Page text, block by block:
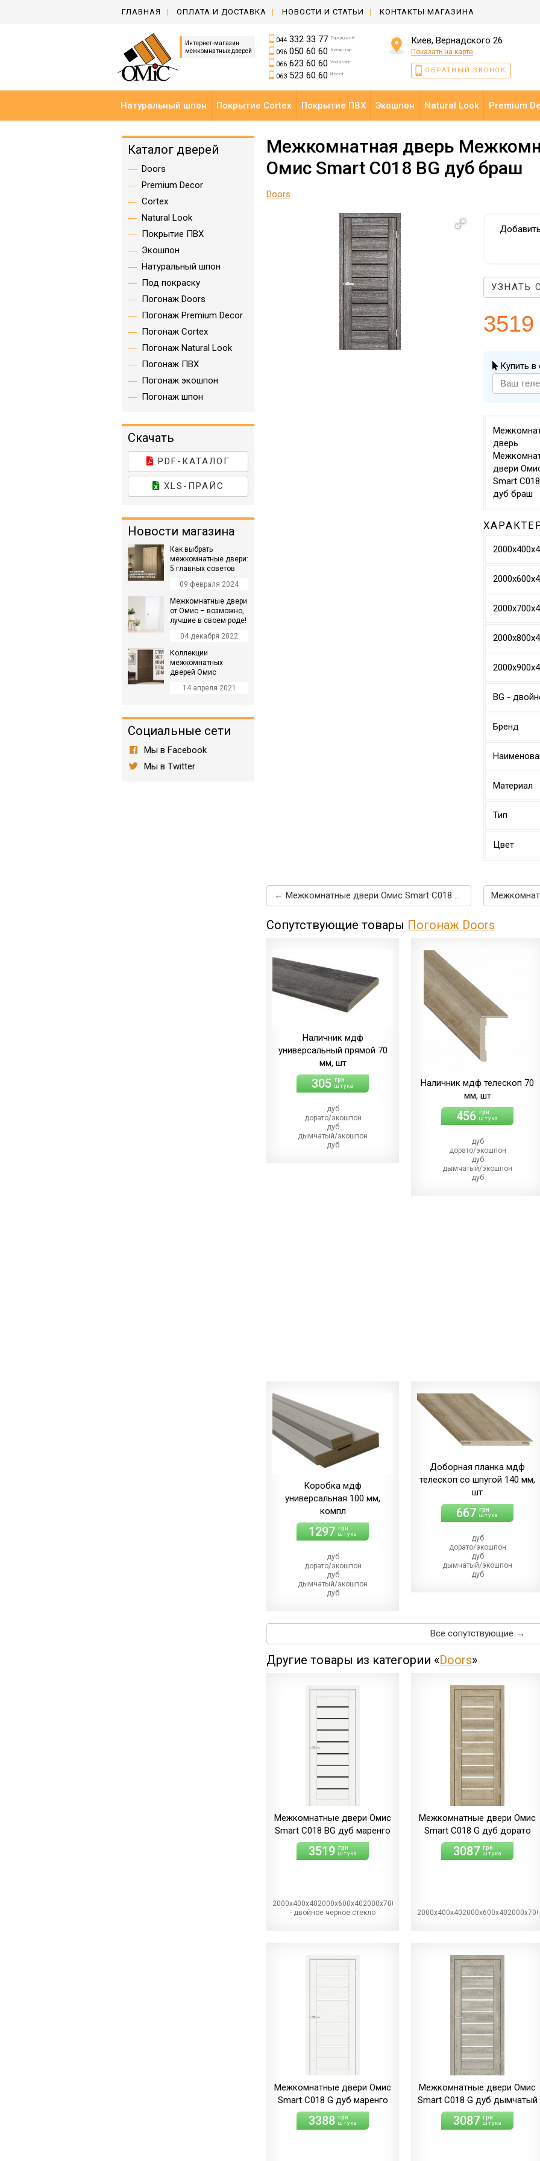
ГЛАВНАЯ ОПЛАТА И ДОСТАВКА НОВОСТИ И СТАТЬИ КОНТАКТЫ МАГАЗИНА
Интернет-магазин
межкомнатных дверей
Киев, Вернадского 26
Показать на карте
ОБРАТНЫЙ ЗВОНОК
044332 33 77 Городской
096050 60 60 Киевстар
066623 60 60 Vodafone
063523 60 60 lifecell
Натуральный шпон Покрытие Cortex Покрытие ПВХ Экошпон Natural Look Premium
Межкомнатная дверь
Омис Smart C018 BG дуб браш
Doors
УЗНАТЬ
3519
Купить в
дверь
двери
Smart
дуб браш
BG -
Бренд
Материал
Тип
Цвет
← Межкомнатные двери Омис Smart C018 BG дуб бордо
Сопутствующие товары Погонаж Doors
Наличник мдф
универсальный прямой 70
мм, шт
305 грн
штука
дуб
дорато/экошпон
дуб
дымчатый/экошпон
дуб
Наличник мдф телескоп 70
мм, шт
456 грн
штука
дуб
дорато/экошпон
дуб
дымчатый/экошпон
дуб
Коробка мдф
универсальная 100 мм,
компл
1297 грн
штука
дуб
дорато/экошпон
дуб
дымчатый/экошпон
дуб
(+86.00 грн)
дуб
шале/ПВХ
Доборная планка мдф
телескоп со шпугой 140 мм,
шт
667 грн
штука
дуб
дорато/экошпон
дуб
дымчатый/экошпон
дуб
(+21.00 грн)
дуб
светлый/экошпон
дуб
Все сопутствующие →
Другие товары из категории «Doors»
Межкомнатные двери Омис
Smart С018 BG дуб маренго
3519 грн
штука
2000х400х402000х600х402000х700х402000х800х402000х900х40BG
- двойное черное стекло
Межкомнатные двери Омис
Smart С018 G дуб дорато
3087 грн
штука
Межкомнатные двери Омис
Smart С018 G дуб маренго
3388 грн
штука
Межкомнатные двери Омис
Smart С018 G дуб дымчатый
3087 грн
штука
Каталог дверей
Doors
Premium Decor
Cortex
Natural Look
Покрытие ПВХ
Экошпон
Натуральный шпон
Под покраску
Погонаж Doors
Погонаж Premium Decor
Погонаж Cortex
Погонаж Natural Look
Погонаж ПВХ
Погонаж экошпон
Погонаж шпон
Скачать
PDF-КАТАЛОГ
XLS-ПРАЙС
Новости магазина
Как выбрать
межкомнатные двери:
5 главных советов
09 февраля 2024
Межкомнатные двери
от Омис – возможно,
лучшие в своем роде!
04 декабря 2022
Коллекции
межкомнатных
дверей Омис
14 апреля 2021
Социальные сети
Мы в Facebook
Мы в Twitter